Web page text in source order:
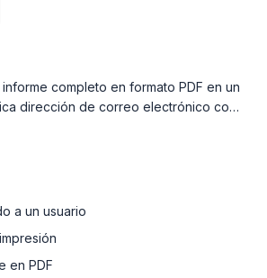
completo en formato PDF en un
dirección de correo electrónico con
continuación.
a un usuario
en PDF